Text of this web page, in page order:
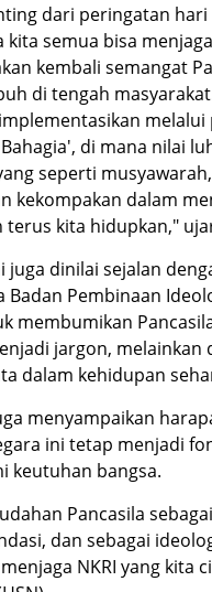
dari peringatan hari
kita semua bisa
kembali semangat
di tengah
di mana nilai
seperti
kekompakan dalam
terus kita hidupkan,"
juga dinilai sejalan
Badan Pembinaan
membumikan
jargon, melainkan
dalam kehidupan
menyampaikan
ini tetap menjadi
keutuhan bangsa.
Pancasila
dan sebagai
NKRI yang kita